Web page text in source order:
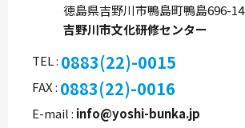
徳島県吉野川市鴨島町鴨島696-14
吉野川市文化研修センター
TEL 0883(22)-0015
FAX 0883(22)-0016
E-mail info@yoshi-bunka.jp